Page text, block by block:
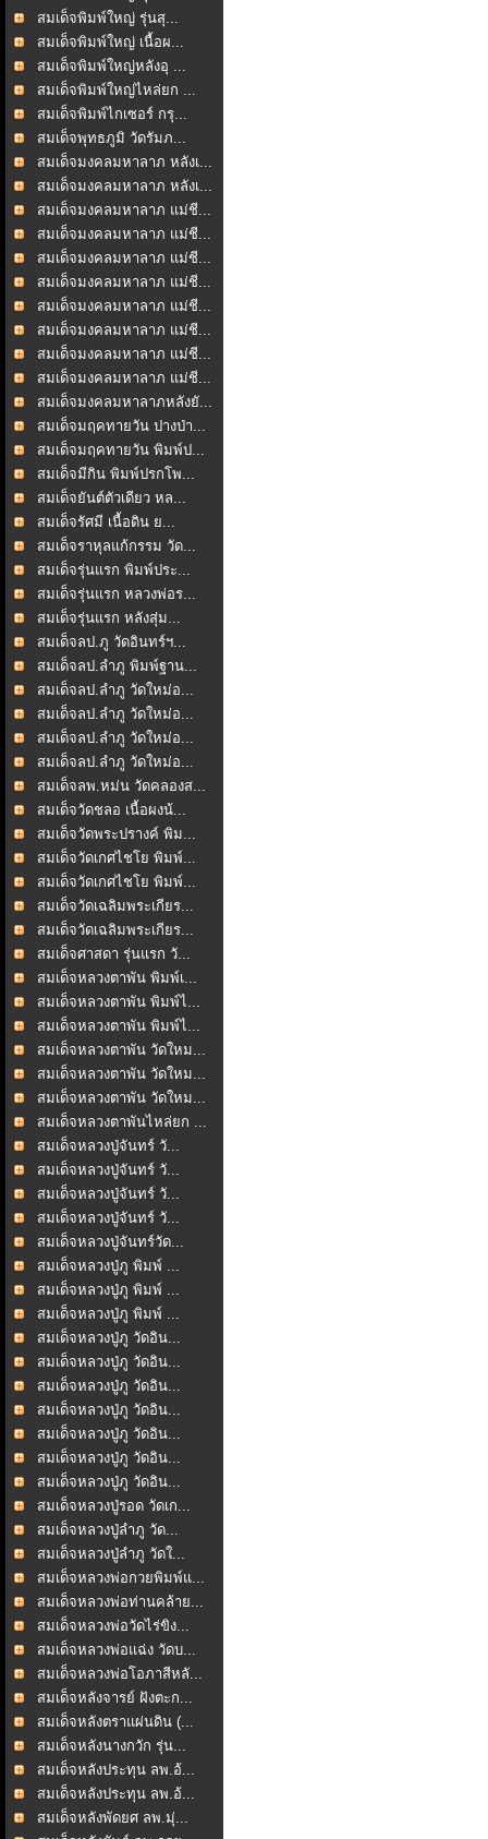
สมเด็จพิมพ์ใหญ่ รุ่นสุ...
สมเด็จพิมพ์ใหญ่ เนื้อผ...
สมเด็จพิมพ์ใหญ่หลังอุ ...
สมเด็จพิมพ์ใหญ่ไหล่ยก ...
สมเด็จพิมพ์ไกเซอร์ กรุ...
สมเด็จพุทธภูมิ วัดรัมภ...
สมเด็จมงคลมหาลาภ หลังเ...
สมเด็จมงคลมหาลาภ หลังเ...
สมเด็จมงคลมหาลาภ แม่ชี...
สมเด็จมงคลมหาลาภ แม่ชี...
สมเด็จมงคลมหาลาภ แม่ชี...
สมเด็จมงคลมหาลาภ แม่ชี...
สมเด็จมงคลมหาลาภ แม่ชี...
สมเด็จมงคลมหาลาภ แม่ชี...
สมเด็จมงคลมหาลาภ แม่ชี...
สมเด็จมงคลมหาลาภ แม่ชี...
สมเด็จมงคลมหาลาภหลังยั...
สมเด็จมฤคทายวัน ปางป่า...
สมเด็จมฤคทายวัน พิมพ์ป...
สมเด็จมีกิน พิมพ์ปรกโพ...
สมเด็จยันต์ตัวเดียว หล...
สมเด็จรัศมี เนื้อดิน ย...
สมเด็จราหุลแก้กรรม วัด...
สมเด็จรุ่นแรก พิมพ์ประ...
สมเด็จรุ่นแรก หลวงพ่อร...
สมเด็จรุ่นแรก หลังสุ่ม...
สมเด็จลป.ภู วัดอินทร์ฯ...
สมเด็จลป.ลำภู พิมพ์ฐาน...
สมเด็จลป.ลำภู วัดใหม่อ...
สมเด็จลป.ลำภู วัดใหม่อ...
สมเด็จลป.ลำภู วัดใหม่อ...
สมเด็จลป.ลำภู วัดใหม่อ...
สมเด็จลพ.หม่น วัดคลองส...
สมเด็จวัดชลอ เนื้อผงน้...
สมเด็จวัดพระปรางค์ พิม...
สมเด็จวัดเกศไชโย พิมพ์...
สมเด็จวัดเกศไชโย พิมพ์...
สมเด็จวัดเฉลิมพระเกียร...
สมเด็จวัดเฉลิมพระเกียร...
สมเด็จศาสดา รุ่นแรก วั...
สมเด็จหลวงตาพัน พิมพ์เ...
สมเด็จหลวงตาพัน พิมพ์ไ...
สมเด็จหลวงตาพัน พิมพ์ไ...
สมเด็จหลวงตาพัน วัดใหม...
สมเด็จหลวงตาพัน วัดใหม...
สมเด็จหลวงตาพัน วัดใหม...
สมเด็จหลวงตาพันไหล่ยก ...
สมเด็จหลวงปู่จันทร์ วั...
สมเด็จหลวงปู่จันทร์ วั...
สมเด็จหลวงปู่จันทร์ วั...
สมเด็จหลวงปู่จันทร์ วั...
สมเด็จหลวงปู่จันทร์วัด...
สมเด็จหลวงปู่ภู พิมพ์ ...
สมเด็จหลวงปู่ภู พิมพ์ ...
สมเด็จหลวงปู่ภู พิมพ์ ...
สมเด็จหลวงปู่ภู วัดอิน...
สมเด็จหลวงปู่ภู วัดอิน...
สมเด็จหลวงปู่ภู วัดอิน...
สมเด็จหลวงปู่ภู วัดอิน...
สมเด็จหลวงปู่ภู วัดอิน...
สมเด็จหลวงปู่ภู วัดอิน...
สมเด็จหลวงปู่ภู วัดอิน...
สมเด็จหลวงปู่รอด วัดเก...
สมเด็จหลวงปู่ลำภู วัด...
สมเด็จหลวงปู่ลำภู วัดใ...
สมเด็จหลวงพ่อกวยพิมพ์แ...
สมเด็จหลวงพ่อท่านคล้าย...
สมเด็จหลวงพ่อวัดไร่ขิง...
สมเด็จหลวงพ่อแฉ่ง วัดบ...
สมเด็จหลวงพ่อโอภาสีหลั...
สมเด็จหลังจารย์ ฝังตะก...
สมเด็จหลังตราแผ่นดิน (...
สมเด็จหลังนางกวัก รุ่น...
สมเด็จหลังประทุน ลพ.อ้...
สมเด็จหลังประทุน ลพ.อ้...
สมเด็จหลังพัดยศ ลพ.มุ่...